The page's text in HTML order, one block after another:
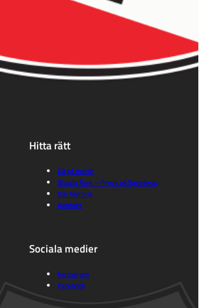
Hitta rätt
Gå på match
Sladda Runt – Prova på Speedway
Vår historia
Kontakt
Sociala medier
Instagram
Facebook